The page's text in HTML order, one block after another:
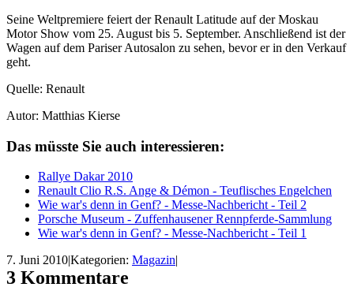
Seine Weltpremiere feiert der Renault Latitude auf der Moskau
Motor Show vom 25. August bis 5. September. Anschließend ist der
Wagen auf dem Pariser Autosalon zu sehen, bevor er in den Verkauf
geht.
Quelle: Renault
Autor: Matthias Kierse
Das müsste Sie auch interessieren:
Rallye Dakar 2010
Renault Clio R.S. Ange & Démon - Teuflisches Engelchen
Wie war's denn in Genf? - Messe-Nachbericht - Teil 2
Porsche Museum - Zuffenhausener Rennpferde-Sammlung
Wie war's denn in Genf? - Messe-Nachbericht - Teil 1
7. Juni 2010|Kategorien: Magazin|
3 Kommentare